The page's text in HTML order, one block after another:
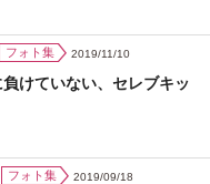
フォト集 2019/11/10
けていない、セレブキッ
フォト集 2019/09/18